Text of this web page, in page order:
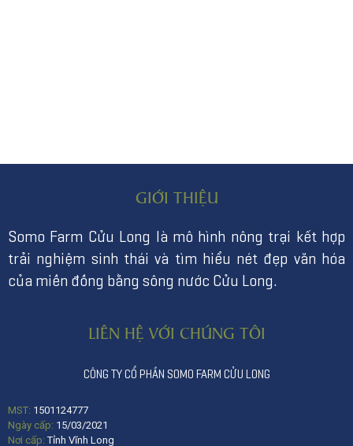
GIỚI THIỆU
Somo Farm Cửu Long là mô hình nông trại kết hợp
trải nghiệm sinh thái và tìm hiểu nét đẹp văn hóa
của miền đồng bằng sông nước Cửu Long.
LIÊN HỆ VỚI CHÚNG TÔI
CÔNG TY CỔ PHẦN SOMO FARM CỬU LONG
MST: 1501124777
Ngày cấp: 15/03/2021
Nơi cấp:Tỉnh Vĩnh Long